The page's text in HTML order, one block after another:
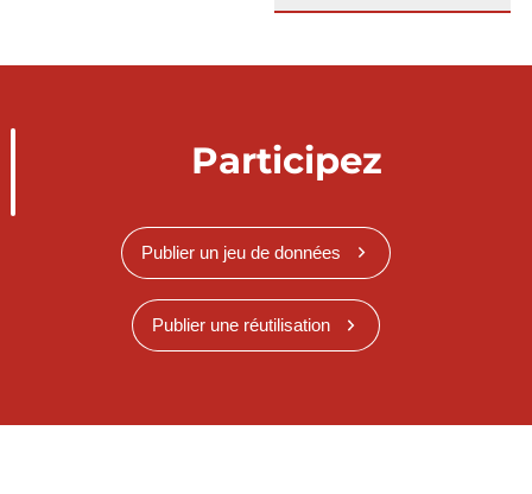
Participez
Publier un jeu de données
Publier une réutilisation